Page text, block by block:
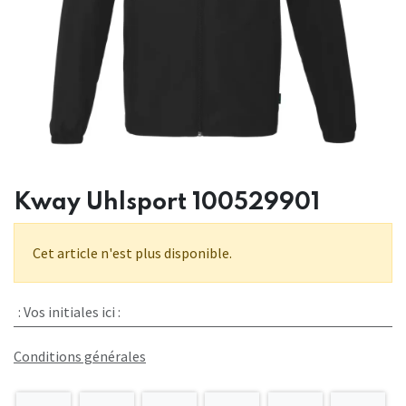
Kway Uhlsport 100529901
Cet article n'est plus disponible.
: Vos initiales ici :
Conditions générales